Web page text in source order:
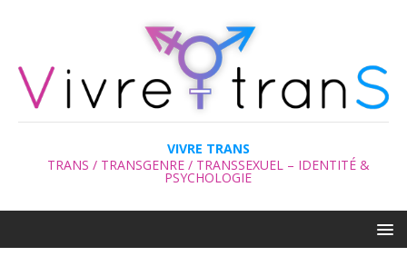
VIVRE TRANS
TRANS / TRANSGENRE / TRANSSEXUEL – IDENTITÉ &
PSYCHOLOGIE